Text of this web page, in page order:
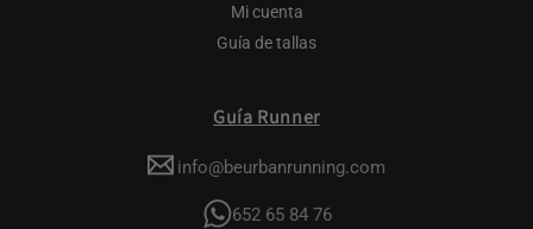
Mi cuenta
Guía de tallas
Guía Runner
info@beurbanrunning.com
652 65 84 76